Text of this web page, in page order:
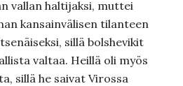
vallan haltijaksi, muttei
kansainvälisen tilanteen
sillä bolshevikit
valtaa. Heillä oli myös
sillä he saivat Virossa